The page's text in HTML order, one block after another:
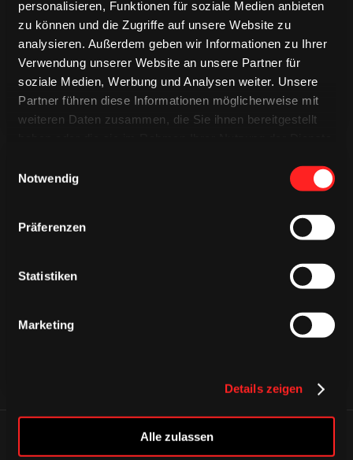
personalisieren, Funktionen für soziale Medien anbieten
zu können und die Zugriffe auf unsere Website zu
analysieren. Außerdem geben wir Informationen zu Ihrer
Verwendung unserer Website an unsere Partner für
soziale Medien, Werbung und Analysen weiter. Unsere
Partner führen diese Informationen möglicherweise mit
weiteren Daten zusammen, die Sie ihnen bereitgestellt
Notwendig
Präferenzen
Statistiken
Marketing
Details zeigen
Alle zulassen
TRIKOTS
ÄHNLICHE NEWS